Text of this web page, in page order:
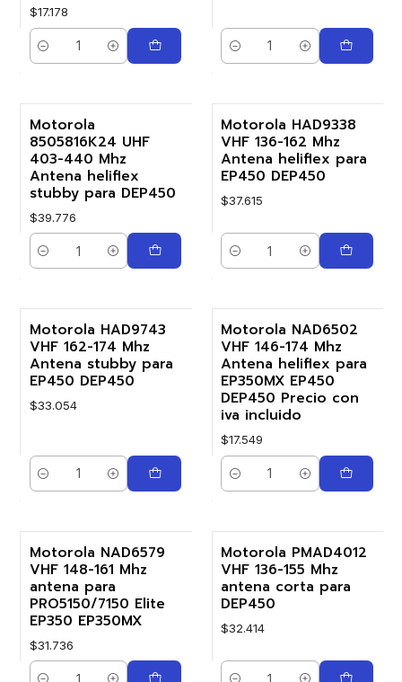
$17.178
Cantidad Cantidad
Motorola
8505816K24 UHF
403-440 Mhz
Antena heliflex
stubby para DEP450
$39.776
Cantidad
Motorola HAD9338
VHF 136-162 Mhz
Antena heliflex para
EP450 DEP450
$37.615
Cantidad
Motorola HAD9743
VHF 162-174 Mhz
Antena stubby para
EP450 DEP450
$33.054
Cantidad
Motorola NAD6502
VHF 146-174 Mhz
Antena heliflex para
EP350MX EP450
DEP450 Precio con
iva incluido
$17.549
Cantidad
Motorola NAD6579
VHF 148-161 Mhz
antena para
PRO5150/7150 Elite
EP350 EP350MX
$31.736
Motorola PMAD4012
VHF 136-155 Mhz
antena corta para
DEP450
$32.414